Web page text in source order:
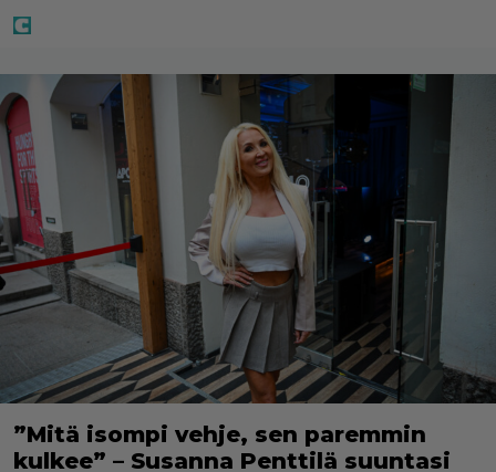
”Mitä isompi vehje, sen paremmin
kulkee” – Susanna Penttilä suuntasi